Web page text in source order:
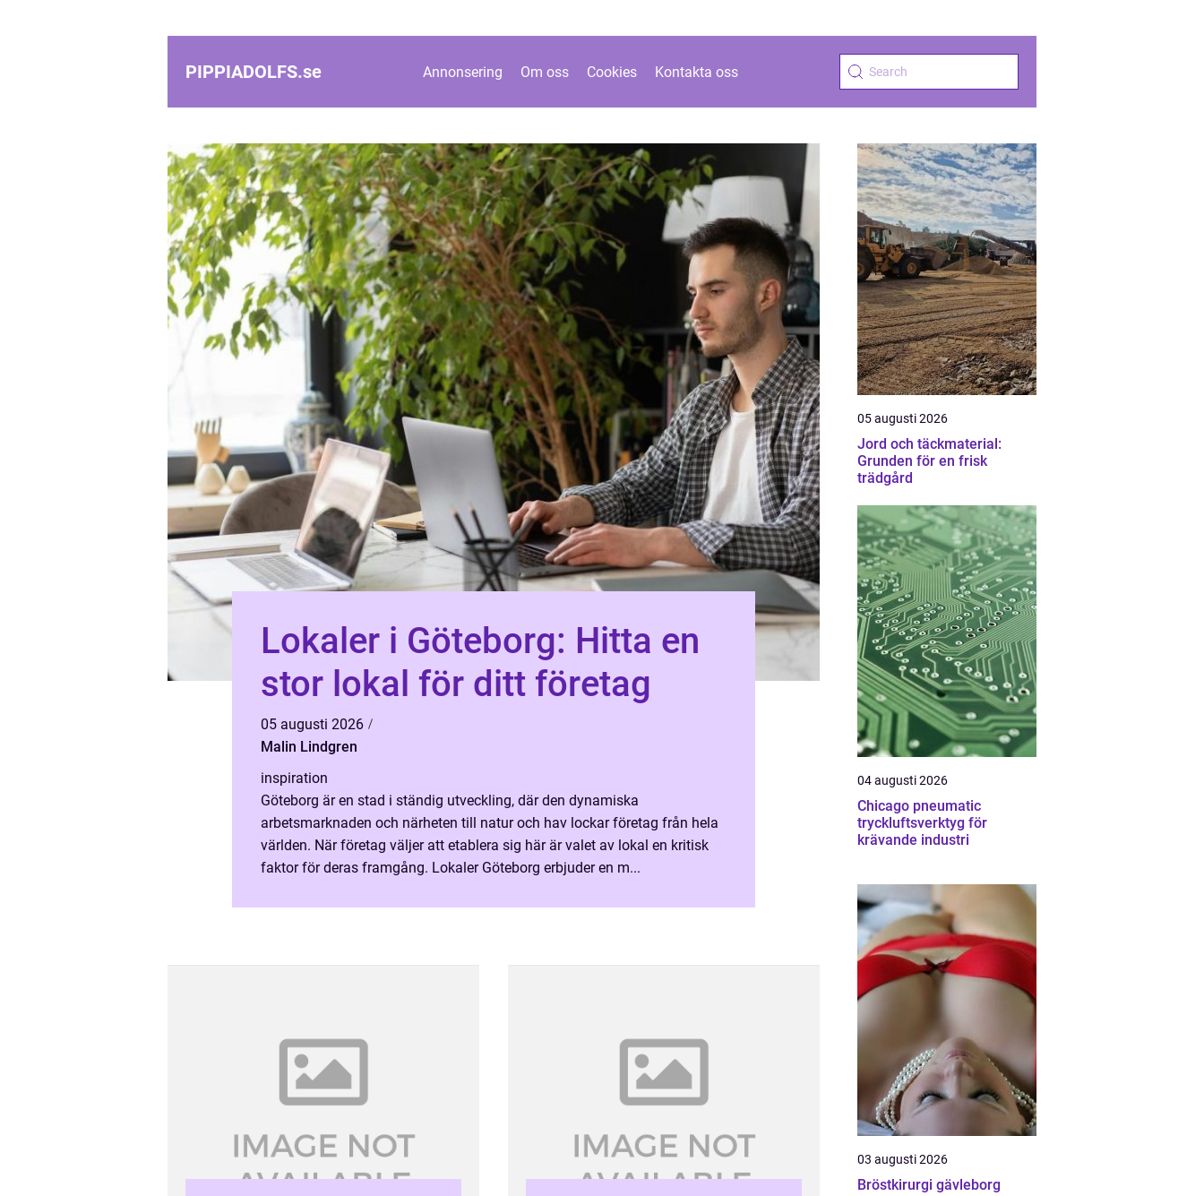
PIPPIADOLFS.se Annonsering Om oss Cookies Kontakta oss
Lokaler i Göteborg: Hitta en
stor lokal för ditt företag
05 augusti 2026
Malin Lindgren
inspiration
Göteborg är en stad i ständig utveckling, där den dynamiska
arbetsmarknaden och närheten till natur och hav lockar företag från hela
världen. När företag väljer att etablera sig här är valet av lokal en kritisk
faktor för deras framgång. Lokaler Göteborg erbjuder en m...
05 augusti 2026
Jord och täckmaterial:
Grunden för en frisk
trädgård
04 augusti 2026
Chicago pneumatic
tryckluftsverktyg för
krävande industri
03 augusti 2026
Bröstkirurgi gävleborg